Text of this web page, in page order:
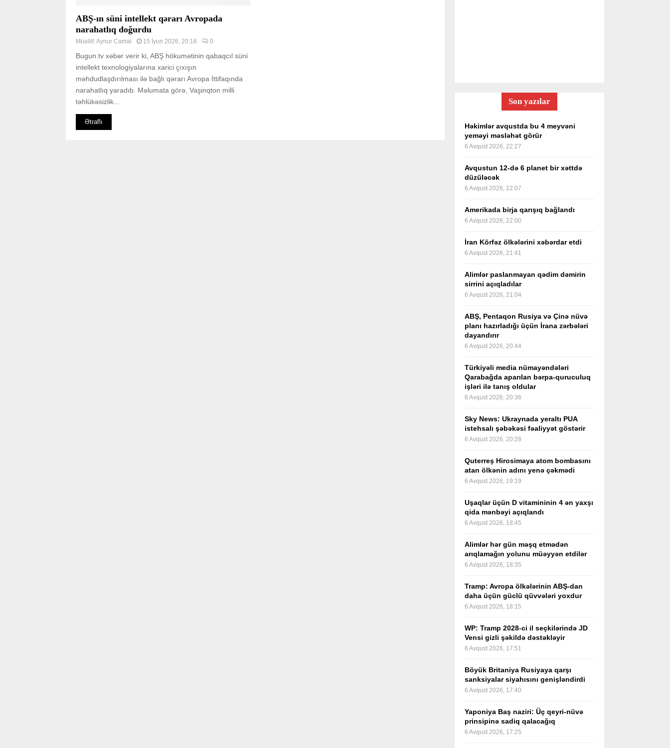
ABŞ-ın süni intellekt qərarı Avropada
narahatlıq doğurdu
Müəllif:Aynur Camal 15 İyun 2026, 20:16 0
Bugun.tv xəbər verir ki, ABŞ hökumətinin qabaqcıl süni
intellekt texnologiyalarına xarici çıxışın
məhdudlaşdırılması ilə bağlı qərarı Avropa İttifaqında
narahatlıq yaradıb. Məlumata görə, Vaşinqton milli
təhlükəsizlik...
Ətraflı
Son yazılar
Həkimlər avqustda bu 4 meyvəni
yeməyi məsləhət görür
6 Avqust 2026, 22:27
Avqustun 12-də 6 planet bir xəttdə
düzüləcək
6 Avqust 2026, 22:07
Amerikada birja qarışıq bağlandı
6 Avqust 2026, 22:00
İran Körfəz ölkələrini xəbərdar etdi
6 Avqust 2026, 21:41
Alimlər paslanmayan qədim dəmirin
sirrini açıqladılar
6 Avqust 2026, 21:04
ABŞ, Pentaqon Rusiya və Çinə nüvə
planı hazırladığı üçün İrana zərbələri
dayandırır
6 Avqust 2026, 20:44
Türkiyəli media nümayəndələri
Qarabağda aparılan bərpa-quruculuq
işləri ilə tanış oldular
6 Avqust 2026, 20:36
Sky News: Ukraynada yeraltı PUA
istehsalı şəbəkəsi fəaliyyət göstərir
6 Avqust 2026, 20:28
Quterreş Hirosimaya atom bombasını
atan ölkənin adını yenə çəkmədi
6 Avqust 2026, 19:19
Uşaqlar üçün D vitamininin 4 ən yaxşı
qida mənbəyi açıqlandı
6 Avqust 2026, 18:45
Alimlər hər gün məşq etmədən
arıqlamağın yolunu müəyyən etdilər
6 Avqust 2026, 18:35
Tramp: Avropa ölkələrinin ABŞ-dan
daha üçün güclü qüvvələri yoxdur
6 Avqust 2026, 18:15
WP: Tramp 2028-ci il seçkilərində JD
Vensi gizli şəkildə dəstəkləyir
6 Avqust 2026, 17:51
Böyük Britaniya Rusiyaya qarşı
sanksiyalar siyahısını genişləndirdi
6 Avqust 2026, 17:40
Yaponiya Baş naziri: Üç qeyri-nüvə
prinsipinə sadiq qalacağıq
6 Avqust 2026, 17:25